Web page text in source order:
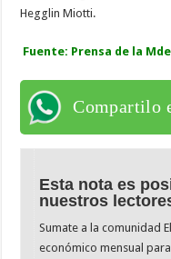
Hegglin Miotti.
Fuente: Prensa de la
Compartilo
Esta nota es
nuestros
Sumate a la comunidad
económico mensual